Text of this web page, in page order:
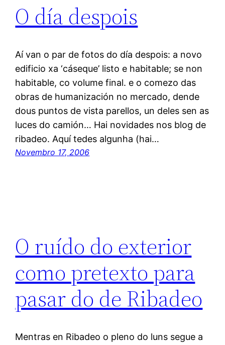
O día despois
Aí van o par de fotos do día despois: a novo
edificio xa ‘cáseque’ listo e habitable; se non
habitable, co volume final. e o comezo das
obras de humanización no mercado, dende
dous puntos de vista parellos, un deles sen as
luces do camión… Hai novidades nos blog de
ribadeo. Aquí tedes algunha (hai…
Novembro 17, 2006
O ruído do exterior
como pretexto para
pasar do de Ribadeo
Mentras en Ribadeo o pleno do luns segue a